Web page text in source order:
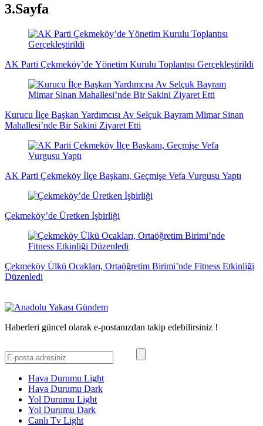
3.Sayfa
AK Parti Çekmeköy’de Yönetim Kurulu Toplantısı Gerçekleştirildi
Kurucu İlçe Başkan Yardımcısı Av Selçuk Bayram Mimar Sinan
Mahallesi’nde Bir Sakini Ziyaret Etti
AK Parti Çekmeköy İlçe Başkanı, Geçmişe Vefa Vurgusu Yaptı
Çekmeköy’de Üretken İşbirliği
Çekmeköy Ülkü Ocakları, Ortaöğretim Birimi’nde Fitness Etkinliği
Düzenledi
Haberleri güncel olarak e-postanızdan takip edebilirsiniz !
Hava Durumu Light
Hava Durumu Dark
Yol Durumu Light
Yol Durumu Dark
Canlı Tv Light